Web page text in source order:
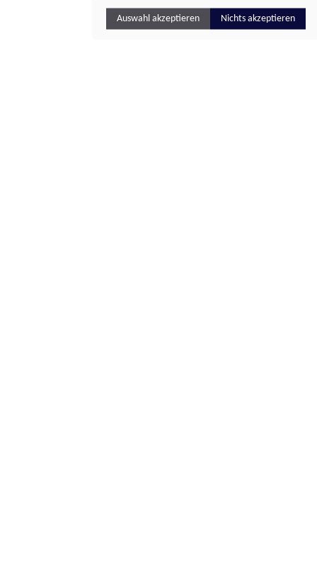
Auswahl akzeptieren Nichts akzeptieren